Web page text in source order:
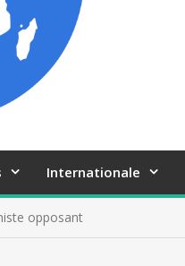
Internationale
opposant